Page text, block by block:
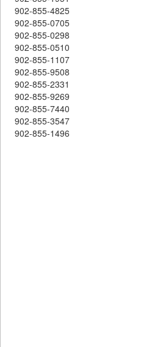
902-855-4825
902-855-0705
902-855-0298
902-855-0510
902-855-1107
902-855-9508
902-855-2331
902-855-9269
902-855-7440
902-855-3547
902-855-1496